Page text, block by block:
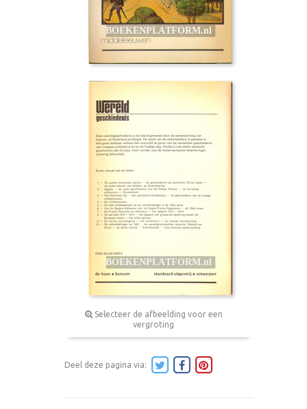
Selecteer de afbeelding voor een
vergroting
Deel deze pagina via: